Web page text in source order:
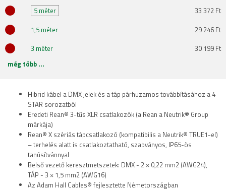
5 méter
33 372 Ft
1,5 méter
29 246 Ft
3 méter
30 199 Ft
még több ...
Hibrid kábel a DMX jelek és a táp párhuzamos továbbításához a 4
STAR sorozatból
Eredeti Rean® 3-tűs XLR csatlakozók (a Rean a Neutrik® Group
márkája)
Rean® X szériás tápcsatlakozó (kompatibilis a Neutrik® TRUE1-el)
– terhelés alatt is csatlakoztatható, szabványos, IP65-ös
tanúsítvánnyal
Belső vezető keresztmetszetek: DMX - 2 × 0,22 mm2 (AWG24),
TÁP - 3 × 1,5 mm2 (AWG16)
Az Adam Hall Cables® fejlesztette Németországban